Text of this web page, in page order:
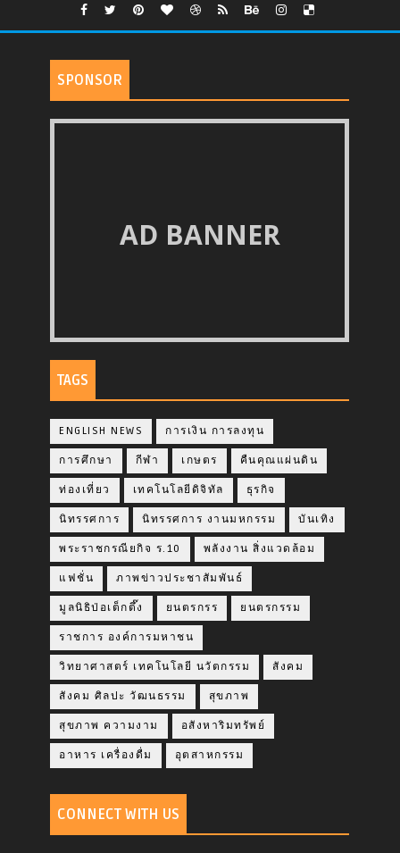
SPONSOR
AD BANNER
TAGS
ENGLISH NEWS การเงิน การลงทุน
การศึกษา กีฬา เกษตร คืนคุณแผ่นดิน
ท่องเที่ยว เทคโนโลยีดิจิทัล ธุรกิจ
นิทรรศการ นิทรรศการ งานมหกรรม บันเทิง
พระราชกรณียกิจ ร.10 พลังงาน สิ่งแวดล้อม
แฟชั่น ภาพข่าวประชาสัมพันธ์
มูลนิธิป่อเต็กตึ๊ง ยนตรกรร ยนตรกรรม
ราชการ องค์การมหาชน
วิทยาศาสตร์ เทคโนโลยี นวัตกรรม สังคม
สังคม ศิลปะ วัฒนธรรม สุขภาพ
สุขภาพ ความงาม อสังหาริมทรัพย์
อาหาร เครื่องดื่ม อุตสาหกรรม
CONNECT WITH US